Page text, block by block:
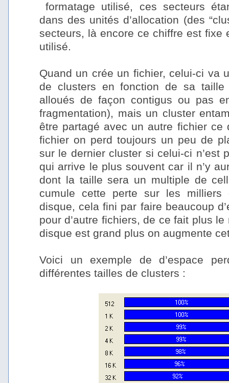
formatage utilisé, ces secteurs
dans des unités d’allocation (des
secteurs, là encore ce chiffre est fixe
utilisé.
Quand un crée un fichier, celui-ci va
de clusters en fonction de sa
alloués de façon contigus ou pas
fragmentation), mais un cluster
être partagé avec un autre fichier ce
fichier on perd toujours un peu de
sur le dernier cluster si celui-ci n’est
qui arrive le plus souvent car il n’y
dont la taille sera un multiple de
cumule cette perte sur les milliers
disque, cela fini par faire beaucoup
pour d’autre fichiers, de ce fait plus
disque est grand plus on augmente
Voici un exemple de d’espace
différentes tailles de clusters :